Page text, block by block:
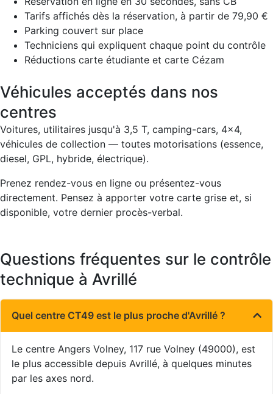
Tarifs affichés dès la réservation, à partir de 79,90 €
Parking couvert sur place
Techniciens qui expliquent chaque point du contrôle
Réductions carte étudiante et carte Cézam
Véhicules acceptés dans nos
centres
Voitures, utilitaires jusqu'à 3,5 T, camping-cars, 4x4,
véhicules de collection — toutes motorisations (essence,
diesel, GPL, hybride, électrique).
Prenez rendez-vous en ligne ou présentez-vous
directement. Pensez à apporter votre carte grise et, si
disponible, votre dernier procès-verbal.
Questions fréquentes sur le contrôle
technique à Avrillé
Quel centre CT49 est le plus proche d'Avrillé ?
Le centre Angers Volney, 117 rue Volney (49000), est
le plus accessible depuis Avrillé, à quelques minutes
par les axes nord.